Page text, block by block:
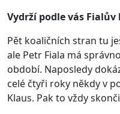
Vydrží podle vás
Pět koaličních stran tu
ale Petr Fiala má
období. Naposledy
celé čtyři roky někdy v
Klaus. Pak to vždy